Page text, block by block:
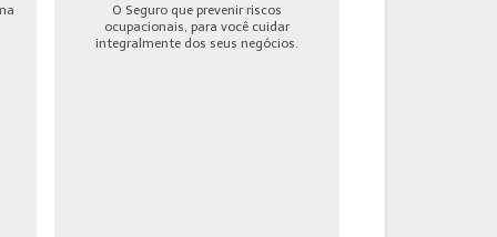
O Seguro que prevenir riscos
ocupacionais, para você cuidar
integralmente dos seus negócios.